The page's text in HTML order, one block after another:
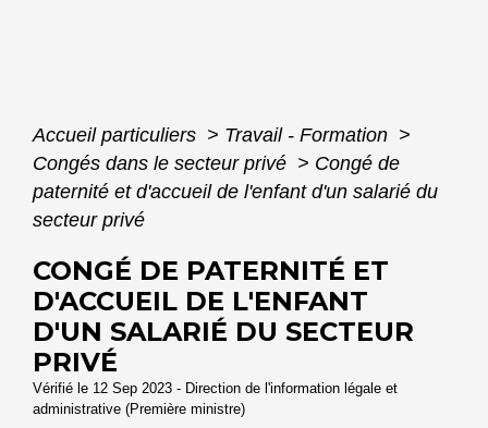
Accueil particuliers > Travail - Formation >
Congés dans le secteur privé > Congé de
paternité et d'accueil de l'enfant d'un salarié du
secteur privé
CONGÉ DE PATERNITÉ ET
D'ACCUEIL DE L'ENFANT
D'UN SALARIÉ DU SECTEUR
PRIVÉ
Vérifié le 12 Sep 2023 - Direction de l'information légale et
administrative (Première ministre)